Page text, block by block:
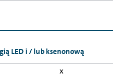
LED i / lub ksenonową
x